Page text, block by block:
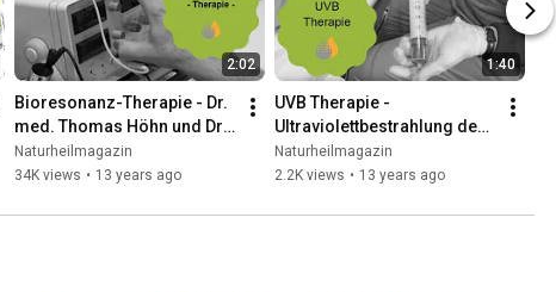
2:02
Bioresonanz-Therapie - Dr.
med. Thomas Höhn und Dr.
med. Wolfgang Scheel
Naturheilmagazin
34K views • 13 years ago
1:40
UVB Therapie -
Ultraviolettbestrahlung des
Blutes - Dr. Thomas Höhn
Naturheilmagazin
2.2K views • 13 years ago